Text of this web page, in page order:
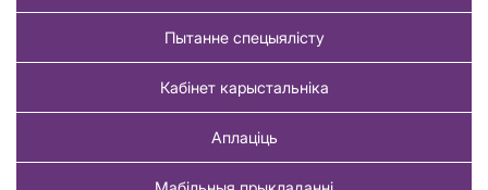
Пытанне спецыялісту
Кабінет карыстальніка
Аплаціць